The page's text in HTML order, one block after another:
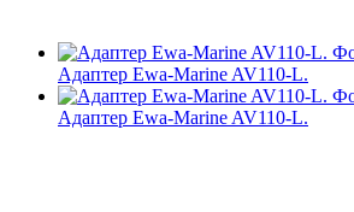
Адаптер Ewa-Marine AV110-L.
Адаптер Ewa-Marine AV110-L.